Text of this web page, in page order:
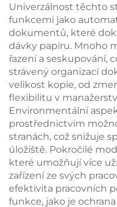
Univerzálnost těchto
funkcemi jako
dokumentů, které
dávky papíru. Mnoho
řazení a seskupování,
strávený organizací
velikost kopie, od
flexibilitu v
Environmentální
prostřednictvím
stranách, což snižuje
úložiště. Pokročilé
které umožňují více
zařízení ze svých
efektivita pracovních
funkce, jako je